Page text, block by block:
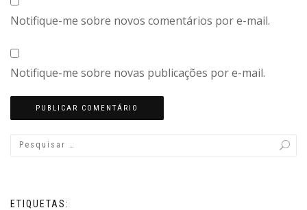
Notifique-me sobre novos comentários por e-mail.
Notifique-me sobre novas publicações por e-mail.
ETIQUETAS: